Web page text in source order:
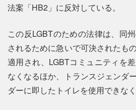
法案「HB2」に反対している。
この反LGBTのための法律は、同
されるために急いで可決されたも
適用され、LGBTコミュニティを
なくなるほか、トランスジェンダ
ダーに即したトイレを使用できなく